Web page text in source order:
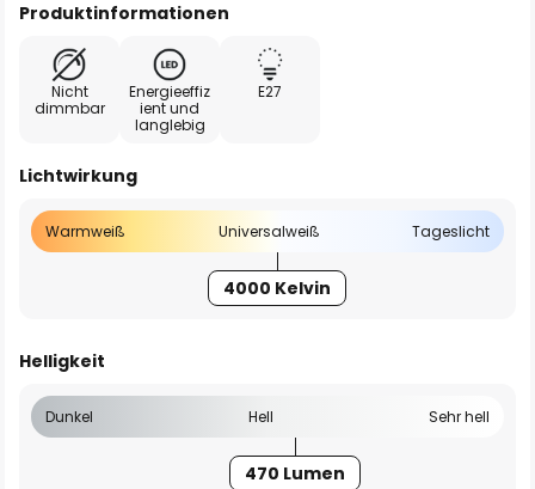
Produktinformationen
Nicht
dimmbar
Energieeffiz
ient und
langlebig
E27
Lichtwirkung
Warmweiß Universalweiß Tageslicht
4000 Kelvin
Helligkeit
Dunkel Hell Sehr hell
470 Lumen